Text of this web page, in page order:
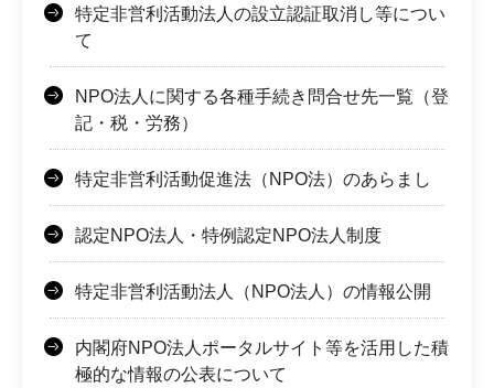
特定非営利活動法人の設立認証取消し等につい
て
NPO法人に関する各種手続き問合せ先一覧（登
記・税・労務）
特定非営利活動促進法（NPO法）のあらまし
認定NPO法人・特例認定NPO法人制度
特定非営利活動法人（NPO法人）の情報公開
内閣府NPO法人ポータルサイト等を活用した積
極的な情報の公表について